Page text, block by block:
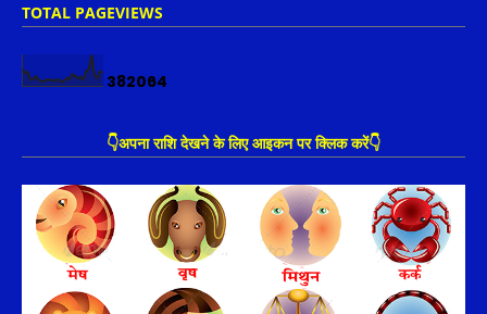
TOTAL PAGEVIEWS
382064
👇अपना राशि देखने के लिए आइकन पर क्लिक करें👇